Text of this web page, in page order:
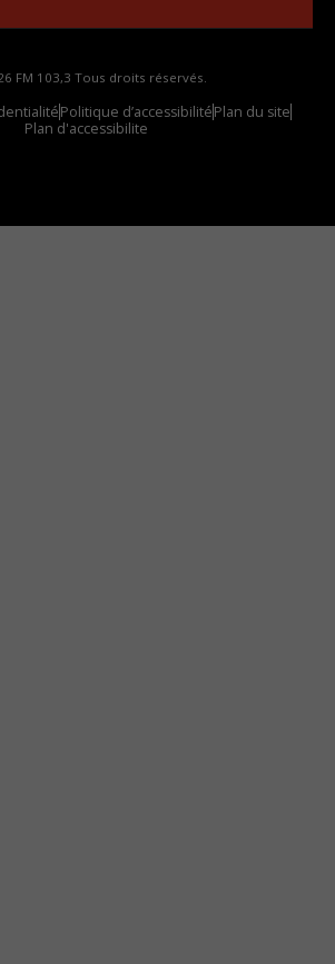
FM 103,3 Tous droits réservés.
Politique d’accessibilitéPlan du site
Plan d'accessibilite